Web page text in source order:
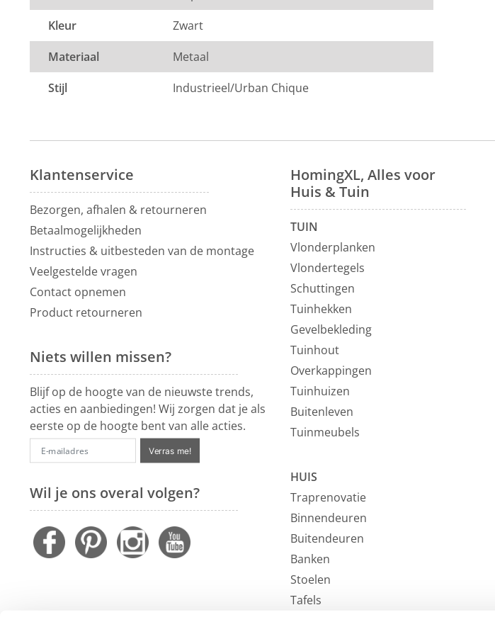
Kleur
Zwart
Materiaal
Metaal
Stijl
Industrieel/Urban Chique
Klantenservice
Bezorgen, afhalen & retourneren
Betaalmogelijkheden
Instructies & uitbesteden van de montage
Veelgestelde vragen
Contact opnemen
Product retourneren
Niets willen missen?
Blijf op de hoogte van de nieuwste trends,
acties en aanbiedingen! Wij zorgen dat je als
eerste op de hoogte bent van alle acties.
Verras me!
Wil je ons overal volgen?
HomingXL, Alles voor
Huis & Tuin
TUIN
Vlonderplanken
Vlondertegels
Schuttingen
Tuinhekken
Gevelbekleding
Tuinhout
Overkappingen
Tuinhuizen
Buitenleven
Tuinmeubels
HUIS
Traprenovatie
Binnendeuren
Buitendeuren
Banken
Stoelen
Tafels